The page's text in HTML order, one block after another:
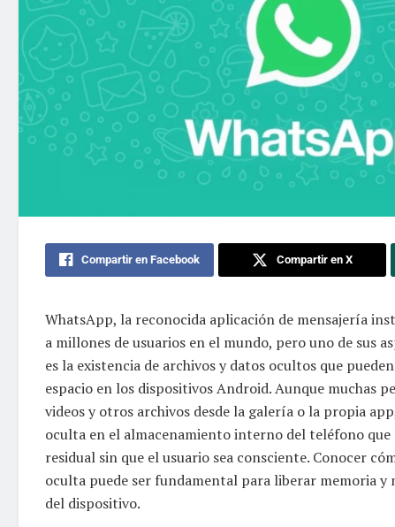
Compartir en Facebook Compartir en X
WhatsApp, la reconocida aplicación de mensajería
a millones de usuarios en el mundo, pero uno de sus
es la existencia de archivos y datos ocultos que
espacio en los dispositivos Android. Aunque muchas
videos y otros archivos desde la galería o la propia
oculta en el almacenamiento interno del teléfono
residual sin que el usuario sea consciente. Conocer
oculta puede ser fundamental para liberar memoria
del dispositivo.